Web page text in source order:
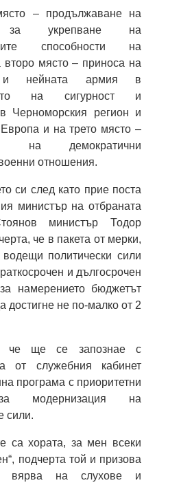
– продължаване на
за укрепване на
способности на
второ място – приноса на
и нейната армия в
на сигурност и
Черноморския регион и
и на трето място –
на демократични
отношения.
си след като прие поста
министър на отбраната
министър Тодор
че в пакета от мерки,
водещи политически сили
и дългосрочен
намерението бюджетът
достигне не по-малко от 2
че ще се запознае с
от служебния кабинет
програма с приоритетни
модернизация на
сили.
са хората, за мен всеки
подчерта той и призова
на слухове и